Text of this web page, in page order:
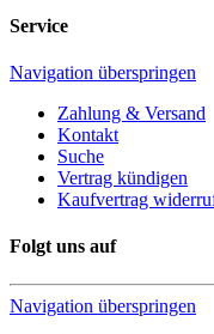
Service
Navigation überspringen
Zahlung & Versand
Kontakt
Suche
Vertrag kündigen
Kaufvertrag
Folgt uns auf
Navigation überspringen